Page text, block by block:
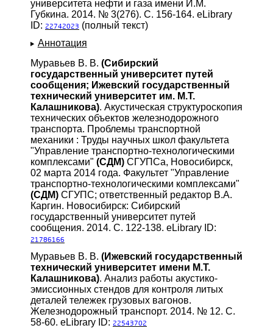
университета нефти и газа имени И.М.
Губкина. 2014. № 3(276). С. 156-164. eLibrary
ID: 22742023 (полный текст)
Аннотация
Муравьев В. В. (Сибирский
государственный университет путей
сообщения; Ижевский государственный
технический университет им. М.Т.
Калашникова). Акустическая структуроскопия
технических объектов железнодорожного
транспорта. Проблемы транспортной
механики : Труды научных школ факультета
"Управление транспортно-технологическими
комплексами" (СДМ) СГУПСа, Новосибирск,
02 марта 2014 года. Факультет "Управление
транспортно-технологическими комплексами"
(СДМ) СГУПС; ответственный редактор В.А.
Каргин. Новосибирск: Сибирский
государственный университет путей
сообщения. 2014. С. 122-138. eLibrary ID:
21786166
Муравьев В. В. (Ижевский государственный
технический университет имени М.Т.
Калашникова). Анализ работы акустико-
эмиссионных стендов для контроля литых
деталей тележек грузовых вагонов.
Железнодорожный транспорт. 2014. № 12. С.
58-60. eLibrary ID: 22543702